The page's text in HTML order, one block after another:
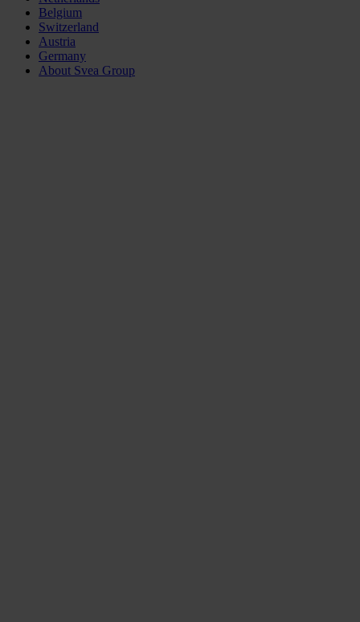
Belgium
Switzerland
Austria
Germany
About Svea Group